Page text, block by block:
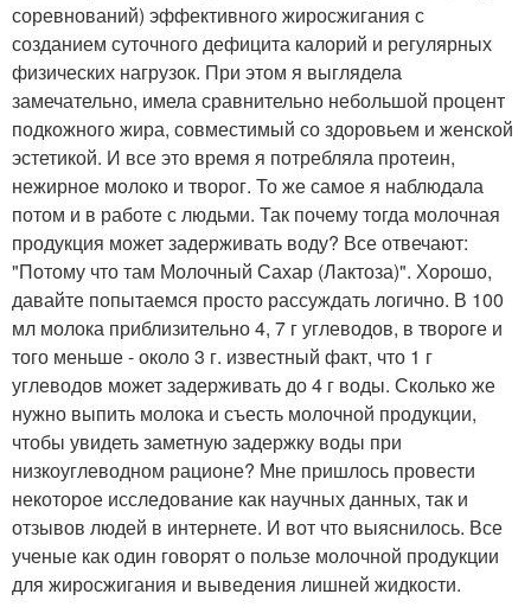
соревнований) эффективного жиросжигания с
созданием суточного дефицита калорий и регулярных
физических нагрузок. При этом я выглядела
замечательно, имела сравнительно небольшой процент
подкожного жира, совместимый со здоровьем и женской
эстетикой. И все это время я потребляла протеин,
нежирное молоко и творог. То же самое я наблюдала
потом и в работе с людьми. Так почему тогда молочная
продукция может задерживать воду? Все отвечают:
"Потому что там Молочный Сахар (Лактоза)". Хорошо,
давайте попытаемся просто рассуждать логично. В 100
мл молока приблизительно 4, 7 г углеводов, в твороге и
того меньше - около 3 г. известный факт, что 1 г
углеводов может задерживать до 4 г воды. Сколько же
нужно выпить молока и съесть молочной продукции,
чтобы увидеть заметную задержку воды при
низкоуглеводном рационе? Мне пришлось провести
некоторое исследование как научных данных, так и
отзывов людей в интернете. И вот что выяснилось. Все
ученые как один говорят о пользе молочной продукции
для жиросжигания и выведения лишней жидкости.